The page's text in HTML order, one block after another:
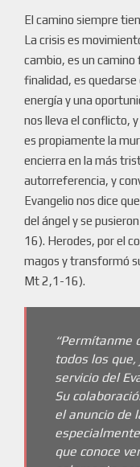
El camino siempre
La crisis es
cambio, es un camino
finalidad, es quedarse
energía y una
nos lleva el conflicto,
es propiamente la
encierra en la más
autorreferencia, y
Evangelio nos dice
del ángel y se
16). Herodes, por el
magos y transformó
Mt 2,1-16).
“Permítanme
todos los
servicio del
Su
el anuncio de
que conoce